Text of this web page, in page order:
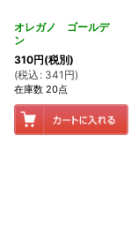
オレガノ ゴールデ
ン
310円(税別)
(税込 : 341 円)
在庫数 20点